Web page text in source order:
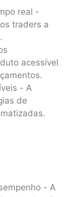
real -
traders a
acessível
- A
de
- A